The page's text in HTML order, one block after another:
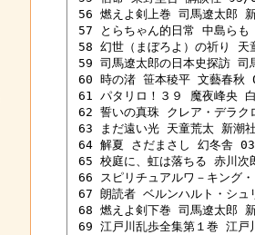
56 燃えよ剣上巻 司馬遼太郎
57 とらちゃん的日常 中島ら
58 幻世（まぼろよ）の祈り
59 司馬遼太郎の日本史探訪
60 時の渚 笹本稜平 文藝春
61 パタリロ！３９ 魔夜峰央
62 誓いの真珠 クレア・デラ
63 まだ遠い光 天童荒太 新
64 解夏 さだまさし 幻冬舎
65 校庭に、虹は落ちる 赤川
66 スピリチュアルワ－キン
67 朗読者 ベルンハルト・シ
68 燃えよ剣下巻 司馬遼太郎
69 江戸川乱歩全集第１巻 江